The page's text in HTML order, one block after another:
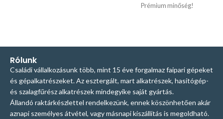
Prémium minőség!
Rólunk
Családi vállalkozásunk több, mint 15 éve forgalmaz faipari gépeket
és gépalkatrészeket. Az esztergált, mart alkatrészek, hasítógép-
és szalagfűrész alkatrészek mindegyike saját gyártás.
Állandó raktárkészlettel rendelkezünk, ennek köszönhetően akár
aznapi személyes átvétel, vagy másnapi kiszállítás is megoldható.